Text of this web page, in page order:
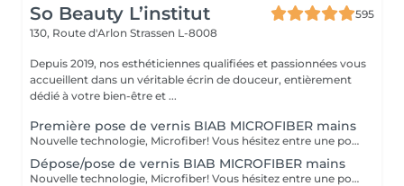
So Beauty L’institut
595
130, Route d'Arlon Strassen L-8008
Depuis 2019, nos esthéticiennes qualifiées et passionnées vous
accueillent dans un véritable écrin de douceur, entièrement
dédié à votre bien-être et ...
Première pose de vernis BIAB MICROFIBER mains
Nouvelle technologie, Microfiber! Vous hésitez entre une pose de vernis permanent et la manucure gel ? Vos ongles sont cassants, mous, rongés et fragilisés par les poses du gel ou du semi-permanent ? Vous ne parvenez pas à garder une jolie longueur ? Contrairement au gel semi-permanent, le BIAB est dépourvu d'actifs chimiques susceptibles d'abîmer les ongles et est certifié vegan et cruelty-free. Découvrez votre nouvelle manucure chouchou: Le BIAB. Un traitement sain et efficace pour renforcer vos ongles et leur offrir une nouvelle santé! Enrichi en fibres synthétiques pour la résistance et la flexibilité, en vitamine E et calcium pour les soigner, le BIAB vous apporte une très bonne adhérence même sur les ongles difficiles. Grâce à sa couche de base extra forte et durable, le BIAB vous apportera une tenue de 3 à 4 semaines.
Dépose/pose de vernis BIAB MICROFIBER mains
Nouvelle technologie, Microfiber! Vous hésitez entre une pose de vernis permanent et la manucure gel ? Vos ongles sont cassants, mous, rongés et fragilisés par les poses du gel ou du semi-permanent ? Vous ne parvenez pas à garder une jolie longueur ? Contrairement au gel semi-permanent, le BIAB est dépourvu d'actifs chimiques susceptibles d'abîmer les ongles et est certifié vegan et cruelty-free. Découvrez votre nouvelle manucure chouchou: Le BIAB. Un traitement sain et efficace pour renforcer vos ongles et leur offrir une nouvelle santé! Enrichi en fibres synthétiques pour la résistance et la flexibilité, en vitamine E et calcium pour les soigner, le BIAB vous apporte une très bonne adhérence même sur les ongles difficiles. Grâce à sa couche de base extra forte et durable, le BIAB vous apportera une tenue de 3 à 4 semaines.